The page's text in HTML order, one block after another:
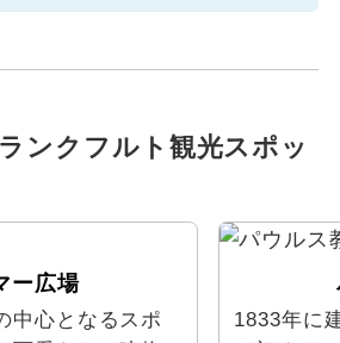
ンクフルト観光スポッ
ー広場
中心となるスポ
1833年に